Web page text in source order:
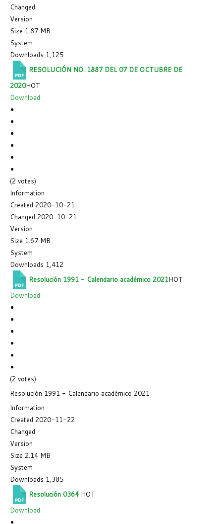
Changed
Version
Size 1.87 MB
System
Downloads 1,125
RESOLUCIÓN NO. 1887 DEL 07 DE OCTUBRE DE
2020HOT
Download
(2 votes)
Information
Created 2020-10-21
Changed 2020-10-21
Version
Size 1.67 MB
System
Downloads 1,412
Resolución 1991 - Calendario académico 2021HOT
Download
(2 votes)
Resolución 1991 - Calendario académico 2021
Information
Created 2020-11-22
Changed
Version
Size 2.14 MB
System
Downloads 1,385
Resolución 0364 HOT
Download